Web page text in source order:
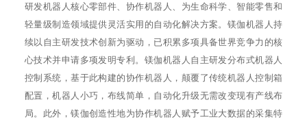
研发机器人核心零部件、协作机器人、为生命科学、智能零售和
轻量级制造领域提供灵活实用的自动化解决方案。镁伽机器人持
续以自主研发技术创新为驱动，已积累多项具备世界竞争力的核
心技术并申请多项发明专利。镁伽机器人自主研发分布式机器人
控制系统，基于此构建的协作机器人，颠覆了传统机器人控制箱
配置，机器人小巧，布线简单，自动化升级无需改变现有产线布
局。此外，镁伽创造性地为协作机器人赋予工业大数据的采集特